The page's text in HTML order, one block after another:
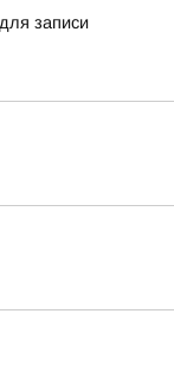
записи